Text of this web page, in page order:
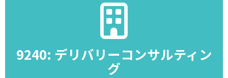
9240: デリバリーコンサルティン
グ